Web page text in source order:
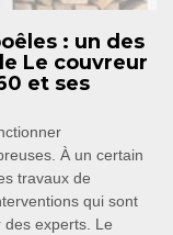
: un des
Le couvreur
et ses
À un certain
travaux de
qui sont
des experts. Le